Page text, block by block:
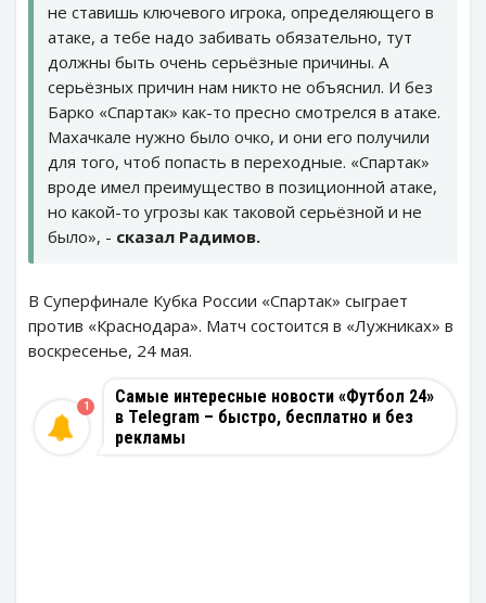
не ставишь ключевого игрока, определяющего в
атаке, а тебе надо забивать обязательно, тут
должны быть очень серьёзные причины. А
серьёзных причин нам никто не объяснил. И без
Барко «Спартак» как-то пресно смотрелся в атаке.
Махачкале нужно было очко, и они его получили
для того, чтоб попасть в переходные. «Спартак»
вроде имел преимущество в позиционной атаке,
но какой-то угрозы как таковой серьёзной и не
было», - сказал Радимов.
В Суперфинале Кубка России «Спартак» сыграет
против «Краснодара». Матч состоится в «Лужниках» в
воскресенье, 24 мая.
Самые интересные новости «Футбол 24»
в Telegram – быстро, бесплатно и без
рекламы
1